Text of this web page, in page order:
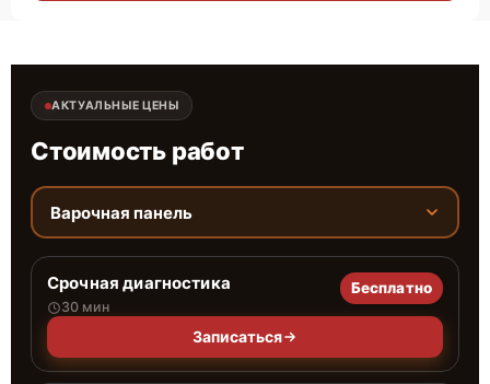
АКТУАЛЬНЫЕ ЦЕНЫ
Стоимость работ
Варочная панель
Срочная диагностика
30 мин
Бесплатно
Записаться